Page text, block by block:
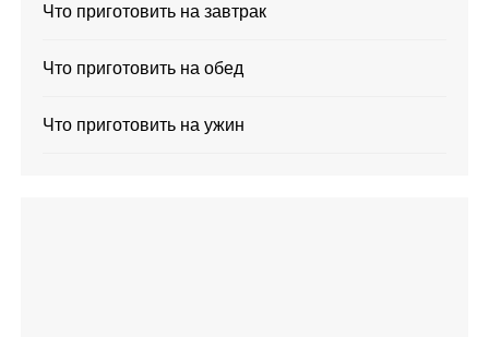
Что приготовить на завтрак
Что приготовить на обед
Что приготовить на ужин